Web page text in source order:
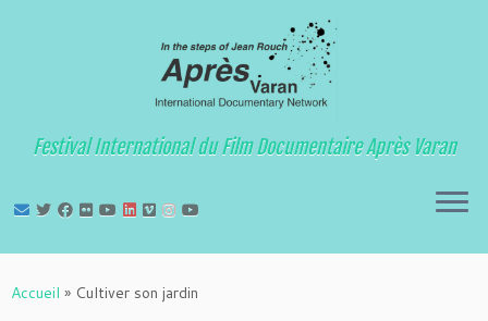
au
Festival International du Film Documentaire Après Varan
Accueil » Cultiver son jardin